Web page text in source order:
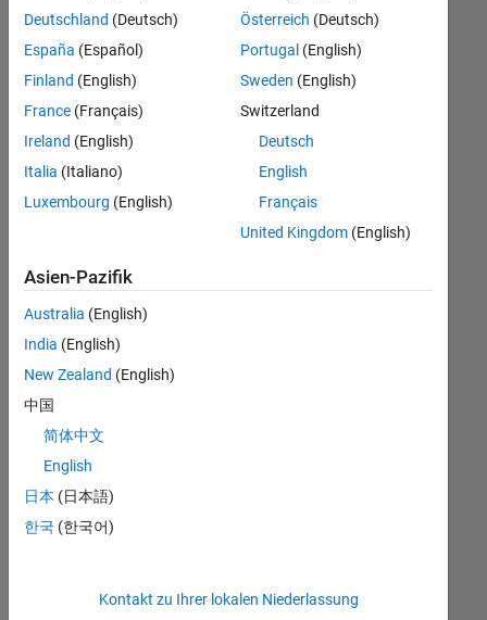
können
die
Suchkriterien
weiter
fassen
oder
alle
Stellenangebote
anzeigen .
noch
keine
offenen
Stellen
können,
die
Ihren
entsprechen,
werden
unseres
Deutschland (Deutsch)
España (Español)
Finland (English)
France (Français)
Ireland (English)
Italia (Italiano)
Luxembourg (English)
Österreich (Deutsch)
Portugal (English)
Sweden (English)
Switzerland
Deutsch
English
Français
United Kingdom(English)
Asien-Pazifik
Australia (English)
India (English)
New Zealand (English)
中国
简体中文
English
日本 (日本語)
한국 (한국어)
Kontakt zu Ihrer lokalen Niederlassung